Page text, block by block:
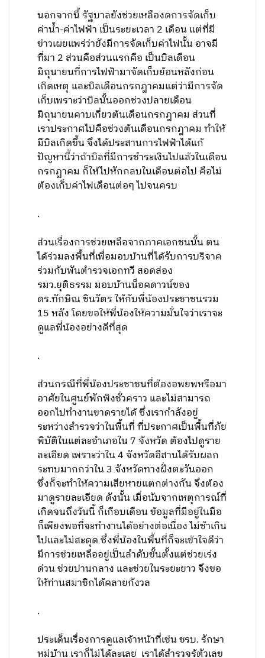
นอกจากนี้ รัฐบาลยังช่วยเหลืองดการจัดเก็บ
ค่าน้ำ-ค่าไฟฟ้า เป็นระยะเวลา 2 เดือน แต่ที่มี
ข่าวเผยแพร่ว่ายังมีการจัดเก็บค่าไฟนั้น อาจมี
ที่มา 2 ส่วนคือส่วนแรกคือ เป็นบิลเดือน
มิถุนายนที่การไฟฟ้ามาจัดเก็บย้อนหลังก่อน
เกิดเหตุ และบิลเดือนกรกฎาคมแต่ว่ามีการจัด
เก็บเพราะว่าบิลนั้นออกช่วงปลายเดือน
มิถุนายนคาบเกี่ยวต้นเดือนกรกฎาคม ส่วนที่
เราประกาศไปคือช่วงต้นเดือนกรกฎาคม ทำให้
มีบิลเกิดขึ้น จึงได้ประสานการไฟฟ้าได้แก้
ปัญหานี้ว่าถ้าบิลที่มีการชำระเงินไปแล้วในเดือน
กรกฏาคม ก็ให้ไปหักกลบในเดือนต่อไป คือไม่
ต้องเก็บค่าไฟเดือนต่อๆ ไปจนครบ
.
ส่วนเรื่องการช่วยเหลือจากภาคเอกชนนั้น ตน
ได้ร่วมลงพื้นที่เพื่อมอบบ้านที่ได้รับการบริจาค
ร่วมกับพันตำรวจเอกทวี สอดส่อง
รมว.ยุติธรรม มอบบ้านน็อคดาวน์ของ
ดร.ทักษิณ ชินวัตร ให้กับพี่น้องประชาชนรวม
15 หลัง โดยขอให้พี่น้องให้ความมั่นใจว่าเราจะ
ดูแลพี่น้องอย่างดีที่สุด
.
ส่วนกรณีที่พี่น้องประชาชนที่ต้องอพยพหรือมา
อาศัยในศูนย์พักพิงชั่วคราว และไม่สามารถ
ออกไปทำงานขาดรายได้ ซึ่งเรากำลังอยู่
ระหว่างสำรวจว่าในพื้นที่ ที่ประกาศเป็นพื้นที่ภัย
พิบัติในแต่ละอำเภอใน 7 จังหวัด ต้องไปดูราย
ละเอียด เพราะว่าใน 4 จังหวัดอีสานได้รับผลก
ระทบมากกว่าใน 3 จังหวัดทางฝั่งตะวันออก
ซึ่งก็จะทำให้ความเสียหายแตกต่างกัน จึงต้อง
มาดูรายละเอียด ดังนั้น เมื่อนับจากเหตุการณ์ที่
เกิดจนถึงวันนี้ ก็เกือบเดือน ข้อมูลที่มีอยู่ในมือ
ก็เพียงพอที่จะทำงานได้อย่างต่อเนื่อง ไม่ช้าเกิน
ไปและไม่สะดุด ซึ่งพี่น้องในพื้นที่ก็จะเข้าใจดีว่า
มีการช่วยเหลืออยู่เป็นลำดับขั้นตั้งแต่ช่วยเร่ง
ด่วน ช่วยปานกลาง และช่วยในระยะยาว จึงขอ
ให้ท่านสมาชิกได้คลายกังวล
.
ประเด็นเรื่องการดูแลเจ้าหน้าที่เช่น ชรบ. รักษา
หมู่บ้าน เราก็ไม่ได้ละเลย เราได้สำรวจรู้ตัวเลข